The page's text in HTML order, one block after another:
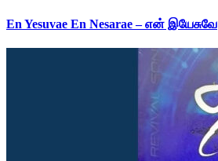
En Yesuvae En Nesarae – என் இயேசுவே